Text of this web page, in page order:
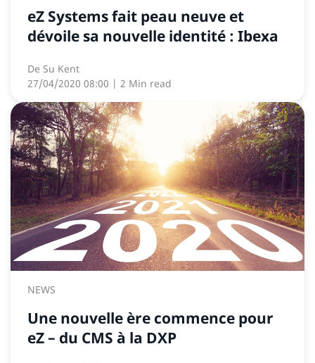
eZ Systems fait peau neuve et
dévoile sa nouvelle identité : Ibexa
De Su Kent
27/04/2020 08:00 | 2 Min read
NEWS
Une nouvelle ère commence pour
eZ – du CMS à la DXP